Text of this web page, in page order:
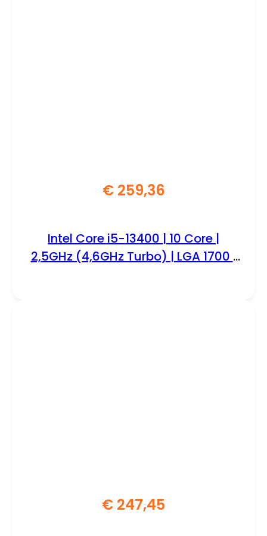
€259,36
Intel Core i5-13400 | 10 Core |
2,5GHz (4,6GHz Turbo) | LGA 1700 |
€ 247,45